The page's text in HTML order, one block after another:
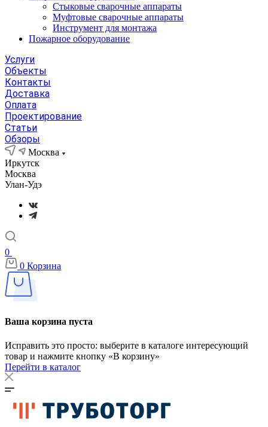
Стыковые сварочные аппараты
Муфтовые сварочные аппараты
Инструмент для монтажа
Пожарное оборудование
Услуги
Объекты
Контакты
Доставка
Оплата
Проектирование
Статьи
Обзоры
Москва
Иркутск
Москва
Улан-Удэ
0
0 Корзина
Ваша корзина пуста
Исправить это просто: выберите в каталоге интересующий
товар и нажмите кнопку «В корзину»
Перейти в каталог